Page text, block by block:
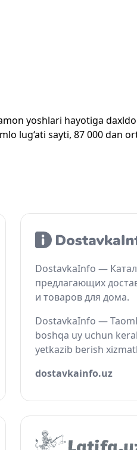
yoshlari hayotiga
lug‘ati sayti, 87 000 dan
DostavkaInfo —
предлагающих
и товаров для дома.
DostavkaInfo —
boshqa uy uchun
yetkazib berish
dostavkainfo.uz